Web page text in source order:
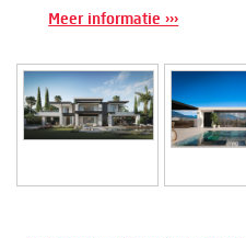
Meer informatie ›››